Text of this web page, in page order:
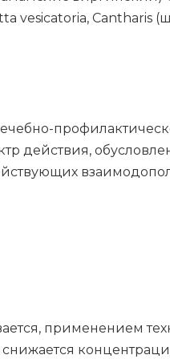
vesicatoria, Cantharis
действия,
применением